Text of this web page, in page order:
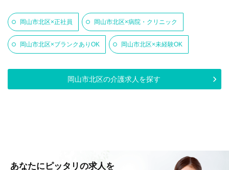
岡山市北区×正社員 岡山市北区×病院・クリニック
岡山市北区×ブランクありOK 岡山市北区×未経験OK
岡山市北区の介護求人を探す
あなたにピッタリの求人を